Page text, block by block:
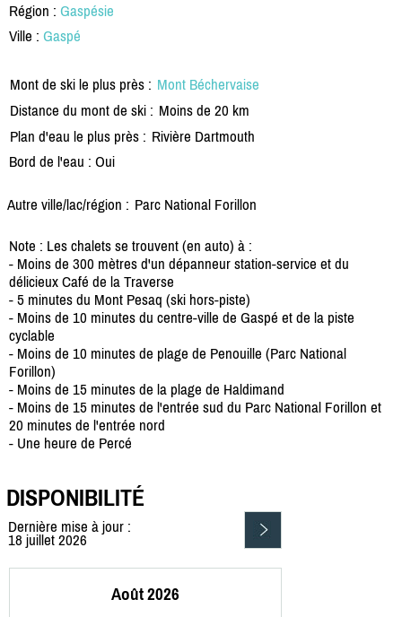
Région : Gaspésie
Ville : Gaspé
Mont de ski le plus près : Mont Béchervaise
Distance du mont de ski : Moins de 20 km
Plan d'eau le plus près : Rivière Dartmouth
Bord de l'eau : Oui
Autre ville/lac/région : Parc National Forillon
Note : Les chalets se trouvent (en auto) à :
- Moins de 300 mètres d'un dépanneur station-service et du
délicieux Café de la Traverse
- 5 minutes du Mont Pesaq (ski hors-piste)
- Moins de 10 minutes du centre-ville de Gaspé et de la piste
cyclable
- Moins de 10 minutes de plage de Penouille (Parc National
Forillon)
- Moins de 15 minutes de la plage de Haldimand
- Moins de 15 minutes de l'entrée sud du Parc National Forillon et
20 minutes de l'entrée nord
- Une heure de Percé
DISPONIBILITÉ
Dernière mise à jour :
18 juillet 2026
Août 2026